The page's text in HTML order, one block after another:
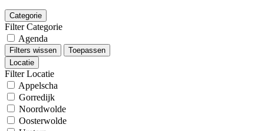
Categorie
Filter Categorie
Agenda
Filters wissen
Toepassen
Locatie
Filter Locatie
Appelscha
Gorredijk
Noordwolde
Oosterwolde